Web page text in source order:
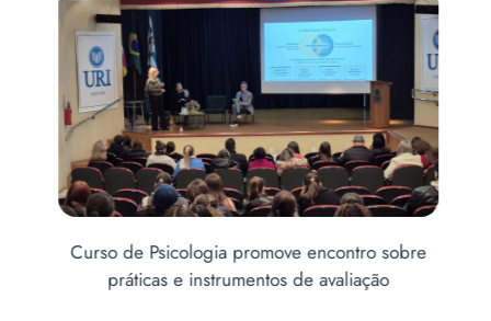
Curso de Psicologia promove encontro sobre
práticas e instrumentos de avaliação